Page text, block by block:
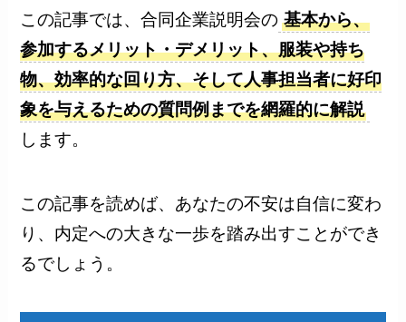
この記事では、合同企業説明会の 基本から、
参加するメリット・デメリット、服装や持ち
物、効率的な回り方、そして人事担当者に好印
象を与えるための質問例までを網羅的に解説
します。
この記事を読めば、あなたの不安は自信に変わ
り、内定への大きな一歩を踏み出すことができ
るでしょう。